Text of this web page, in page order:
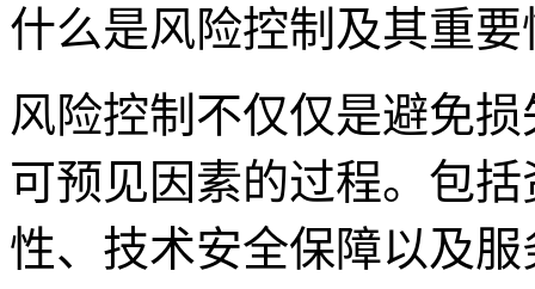
什么是风险控制及其重要
风险控制不仅仅是避免
可预见因素的过程。包
性、技术安全保障以及